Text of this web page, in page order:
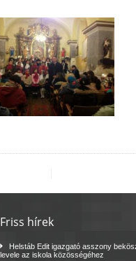
Friss hírek
Helstáb Edit igazgató asszony
levele az iskola közösségéhez